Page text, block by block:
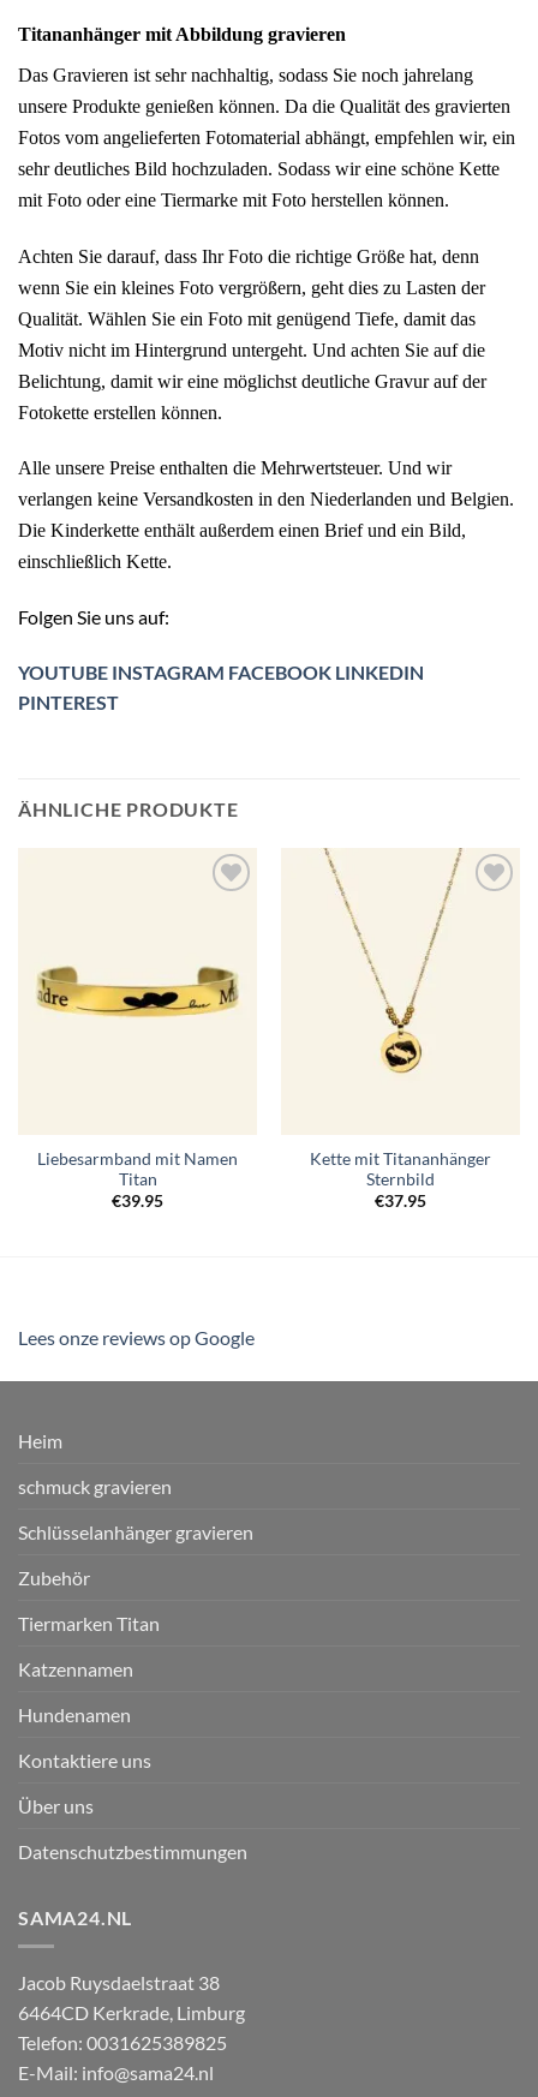
Titananhänger mit Abbildung gravieren
Das Gravieren ist sehr nachhaltig, sodass Sie noch jahrelang
unsere Produkte genießen können. Da die Qualität des gravierten
Fotos vom angelieferten Fotomaterial abhängt, empfehlen wir, ein
sehr deutliches Bild hochzuladen. Sodass wir eine schöne Kette
mit Foto oder eine Tiermarke mit Foto herstellen können.
Achten Sie darauf, dass Ihr Foto die richtige Größe hat, denn
wenn Sie ein kleines Foto vergrößern, geht dies zu Lasten der
Qualität. Wählen Sie ein Foto mit genügend Tiefe, damit das
Motiv nicht im Hintergrund untergeht. Und achten Sie auf die
Belichtung, damit wir eine möglichst deutliche Gravur auf der
Fotokette erstellen können.
Alle unsere Preise enthalten die Mehrwertsteuer. Und wir
verlangen keine Versandkosten in den Niederlanden und Belgien.
Die Kinderkette enthält außerdem einen Brief und ein Bild,
einschließlich Kette.
Folgen Sie uns auf:
YOUTUBE INSTAGRAM FACEBOOK LINKEDIN
PINTEREST
ÄHNLICHE PRODUKTE
Liebesarmband mit Namen
Titan
€39.95
Wunschliste
hinzufügen
Kette mit Titananhänger
Sternbild
€37.95
Lees onze reviews op Google
Heim
schmuck gravieren
Schlüsselanhänger gravieren
Zubehör
Tiermarken Titan
Katzennamen
Hundenamen
Kontaktiere uns
Über uns
Datenschutzbestimmungen
SAMA24.NL
Jacob Ruysdaelstraat 38
6464CD Kerkrade, Limburg
Telefon: 0031625389825
E-Mail: info@sama24.nl